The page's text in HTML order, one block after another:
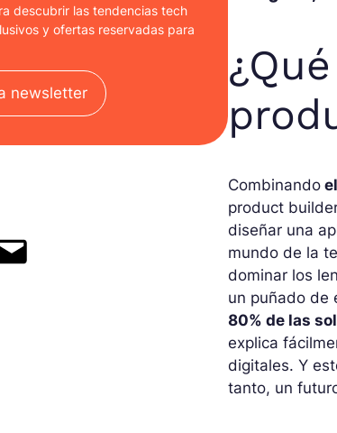
descubrir las tendencias tech
y ofertas reservadas para
newsletter
this Page
Combinando
product
diseñar una
mundo de la
dominar los
un puñado de
80% de las
explica
digitales. Y
tanto, un